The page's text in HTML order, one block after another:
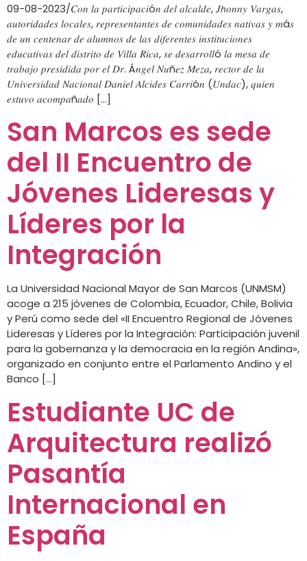
09-08-2023/𝐶𝑜𝑛 𝑙𝑎 𝑝𝑎𝑟𝑡𝑖𝑐𝑖𝑝𝑎𝑐𝑖ó𝑛 𝑑𝑒𝑙 𝑎𝑙𝑐𝑎𝑙𝑑𝑒, 𝐽𝘩𝑜𝑛𝑛𝑦 𝑉𝑎𝑟𝑔𝑎𝑠,
𝑎𝑢𝑡𝑜𝑟𝑖𝑑𝑎𝑑𝑒𝑠 𝑙𝑜𝑐𝑎𝑙𝑒𝑠, 𝑟𝑒𝑝𝑟𝑒𝑠𝑒𝑛𝑡𝑎𝑛𝑡𝑒𝑠 𝑑𝑒 𝑐𝑜𝑚𝑢𝑛𝑖𝑑𝑎𝑑𝑒𝑠 𝑛𝑎𝑡𝑖𝑣𝑎𝑠 𝑦 𝑚á𝑠
𝑑𝑒 𝑢𝑛 𝑐𝑒𝑛𝑡𝑒𝑛𝑎𝑟 𝑑𝑒 𝑎𝑙𝑢𝑚𝑛𝑜𝑠 𝑑𝑒 𝑙𝑎𝑠 𝑑𝑖𝑓𝑒𝑟𝑒𝑛𝑡𝑒𝑠 𝑖𝑛𝑠𝑡𝑖𝑡𝑢𝑐𝑖𝑜𝑛𝑒𝑠
𝑒𝑑𝑢𝑐𝑎𝑡𝑖𝑣𝑎𝑠 𝑑𝑒𝑙 𝑑𝑖𝑠𝑡𝑟𝑖𝑡𝑜 𝑑𝑒 𝑉𝑖𝑙𝑙𝑎 𝑅𝑖𝑐𝑎, 𝑠𝑒 𝑑𝑒𝑠𝑎𝑟𝑟𝑜𝑙𝑙ó 𝑙𝑎 𝑚𝑒𝑠𝑎 𝑑𝑒
𝑡𝑟𝑎𝑏𝑎𝑗𝑜 𝑝𝑟𝑒𝑠𝑖𝑑𝑖𝑑𝑎 𝑝𝑜𝑟 𝑒𝑙 𝐷𝑟. Á𝑛𝑔𝑒𝑙 𝑁𝑢ñ𝑒𝑧 𝑀𝑒𝑧𝑎, 𝑟𝑒𝑐𝑡𝑜𝑟 𝑑𝑒 𝑙𝑎
𝑈𝑛𝑖𝑣𝑒𝑟𝑠𝑖𝑑𝑎𝑑 𝑁𝑎𝑐𝑖𝑜𝑛𝑎𝑙 𝐷𝑎𝑛𝑖𝑒𝑙 𝐴𝑙𝑐𝑖𝑑𝑒𝑠 𝐶𝑎𝑟𝑟𝑖ó𝑛 (𝑈𝑛𝑑𝑎𝑐), 𝑞𝑢𝑖𝑒𝑛
𝑒𝑠𝑡𝑢𝑣𝑜 𝑎𝑐𝑜𝑚𝑝𝑎ñ𝑎𝑑𝑜 […]
San Marcos es sede
del II Encuentro de
Jóvenes Lideresas y
Líderes por la
Integración
La Universidad Nacional Mayor de San Marcos (UNMSM)
acoge a 215 jóvenes de Colombia, Ecuador, Chile, Bolivia
y Perú como sede del «II Encuentro Regional de Jóvenes
Lideresas y Líderes por la Integración: Participación juvenil
para la gobernanza y la democracia en la región Andina»,
organizado en conjunto entre el Parlamento Andino y el
Banco […]
Estudiante UC de
Arquitectura realizó
Pasantía
Internacional en
España